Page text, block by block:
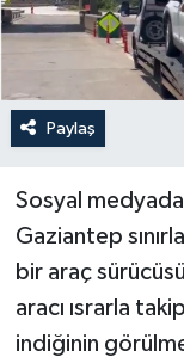
Paylaş
Sosyal
Gaziantep
bir araç
aracı ısrarla
indiğinin
Eği̇ti̇m